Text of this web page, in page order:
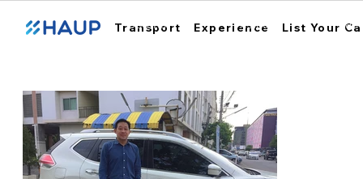
Transport Experience List Your
ฮ้อปคาร์ การใช้งาน สถ